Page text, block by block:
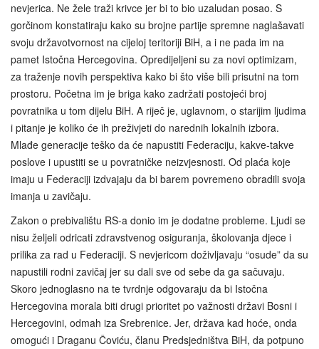
nevjerica. Ne žele traži krivce jer bi to bio uzaludan posao. S
gorčinom konstatiraju kako su brojne partije spremne naglašavati
svoju državotvornost na cijeloj teritoriji BiH, a i ne pada im na
pamet Istočna Hercegovina. Opredijeljeni su za novi optimizam,
za traženje novih perspektiva kako bi što više bili prisutni na tom
prostoru. Početna im je briga kako zadržati postojeći broj
povratnika u tom dijelu BiH. A riječ je, uglavnom, o starijim ljudima
i pitanje je koliko će ih preživjeti do narednih lokalnih izbora.
Mlađe generacije teško da će napustiti Federaciju, kakve‑takve
poslove i upustiti se u povratničke neizvjesnosti. Od plaća koje
imaju u Federaciji izdvajaju da bi barem povremeno obradili svoja
imanja u zavičaju.
Zakon o prebivalištu RS-a donio im je dodatne probleme. Ljudi se
nisu željeli odricati zdravstvenog osiguranja, školovanja djece i
prilika za rad u Federaciji. S nevjericom doživljavaju “osude” da su
napustili rodni zavičaj jer su dali sve od sebe da ga sačuvaju.
Skoro jednoglasno na te tvrdnje odgovaraju da bi Istočna
Hercegovina morala biti drugi prioritet po važnosti državi Bosni i
Hercegovini, odmah iza Srebrenice. Jer, država kad hoće, onda
omogući i Draganu Čoviću, članu Predsjedništva BiH, da potpuno